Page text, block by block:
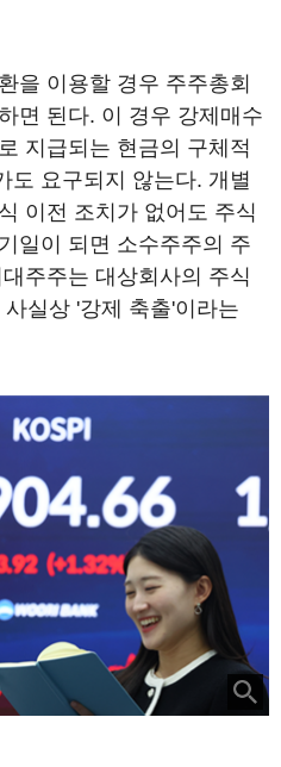
을 이용할 경우 주주총회
면 된다. 이 경우 강제매수
지급되는 현금의 구체적
도 요구되지 않는다. 개별
이전 조치가 없어도 주식
일이 되면 소수주주의 주
주주는 대상회사의 주식
실상 '강제 축출'이라는